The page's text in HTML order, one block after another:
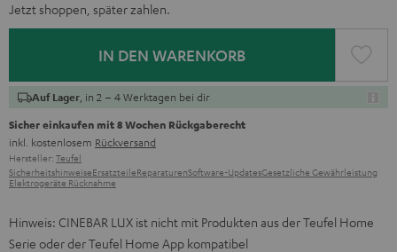
Jetzt shoppen, später zahlen.
IN DEN WARENKORB
Auf Lager , in 2 – 4 Werktagen bei dir
Sicher einkaufen mit 8 Wochen Rückgaberecht
inkl. kostenlosem Rückversand
Hersteller: Teufel
SicherheitshinweiseErsatzteileReparaturenSoftware-UpdatesGesetzliche Gewährleistung
Elektrogeräte Rücknahme
Hinweis: CINEBAR LUX ist nicht mit Produkten aus der Teufel Home
Serie oder der Teufel Home App kompatibel